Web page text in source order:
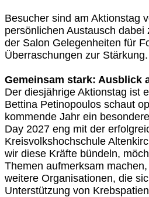
Besucher sind am Aktionstag
persönlichen Austausch
der Salon Gelegenheiten für
Überraschungen zur Stärkung.
Gemeinsam stark: Ausblick
Der diesjährige Aktionstag ist
Bettina Petinopoulos schaut
kommende Jahr ein
Day 2027 eng mit der
Kreisvolkshochschule
wir diese Kräfte bündeln,
Themen aufmerksam
weitere Organisationen, die
Unterstützung von